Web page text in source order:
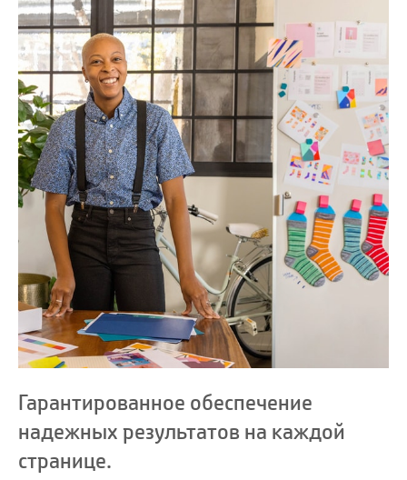
Гарантированное обеспечение
надежных результатов на каждой
странице.